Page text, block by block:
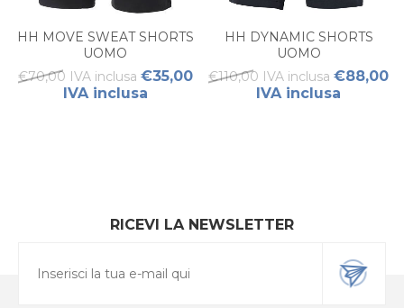
HH MOVE SWEAT SHORTS
UOMO
€70,00 IVA inclusa €35,00
IVA inclusa
HH DYNAMIC SHORTS
UOMO
€110,00 IVA inclusa €88,00
IVA inclusa
RICEVI LA NEWSLETTER